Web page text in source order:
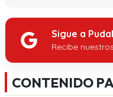
Sigue a
Recibe
CONTENIDO